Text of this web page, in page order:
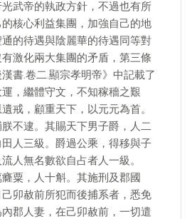
武帝的執政方針，不過也有所
核心利益集團，加強自己的地
的待遇與陰麗華的待遇同等對
激化兩大集團的矛盾，第三條
書.卷二.顯宗孝明帝》中記載了
，繼體守文，不知稼穡之艱
戒，顧重天下，以元元為首。
不逮。其賜天下男子爵，人二
人三級。爵過公乘，得移與子
人無名數欲自占者人一級。
粟，人十斛。其施刑及郡國
卯赦前所犯而後捕系者，悉免
郡人妻，在己卯赦前，一切遣